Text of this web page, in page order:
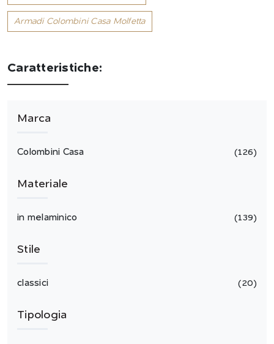
Armadi Colombini Casa Molfetta
Caratteristiche:
Marca
Colombini Casa 126
Materiale
in melaminico 139
Stile
classici 20
Tipologia